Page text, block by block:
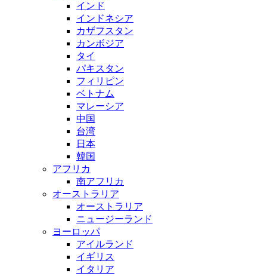
インド
インドネシア
カザフスタン
カンボジア
タイ
パキスタン
フィリピン
ベトナム
マレーシア
中国
台湾
日本
韓国
アフリカ
南アフリカ
オーストラリア
オーストラリア
ニュージーランド
ヨーロッパ
アイルランド
イギリス
イタリア